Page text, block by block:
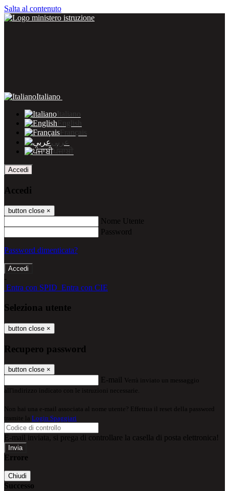
Salta al contenuto
Italiano
Italiano
English
Français
عربى
ਪੰਜਾਬੀ
Accedi
Accedi
button close ×
Nome Utente
Password
Password dimenticata?
-
Entra con SPID Entra con CIE
Seleziona utente
button close ×
Recupero password
button close ×
E-mail Verrà inviato un messaggio
all'indirizzo indicato con le istruzioni necessarie.
Non hai una e-mail associata al nome utente? Effettua il reset della password
tramite la Login Spaggiari
E-mail inviata, si prega di controllare la casella di posta elettronica!
Errore
Chiudi
Successo